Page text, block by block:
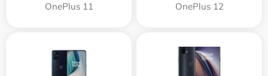
OnePlus 11 OnePlus 12